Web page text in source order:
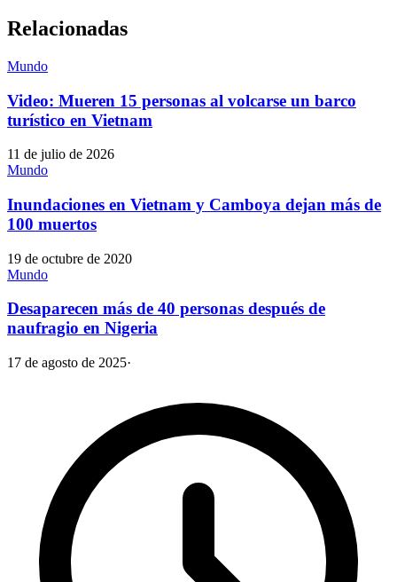
Relacionadas
Mundo
Video: Mueren 15 personas al volcarse un barco
turístico en Vietnam
11 de julio de 2026
Mundo
Inundaciones en Vietnam y Camboya dejan más de
100 muertos
19 de octubre de 2020
Mundo
Desaparecen más de 40 personas después de
naufragio en Nigeria
17 de agosto de 2025·